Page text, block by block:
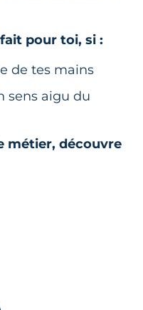
pour toi, si :
de tes mains
sens aigu du
métier, découvre